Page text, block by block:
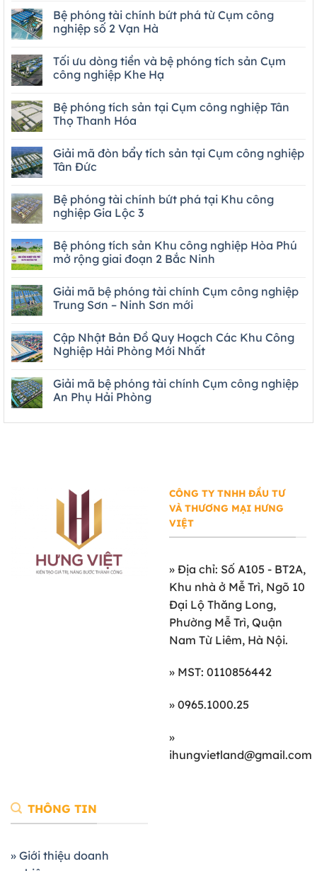
Bệ phóng tài chính bứt phá từ Cụm công
nghiệp số 2 Vạn Hà
Tối ưu dòng tiền và bệ phóng tích sản Cụm
công nghiệp Khe Hạ
Bệ phóng tích sản tại Cụm công nghiệp Tân
Thọ Thanh Hóa
Giải mã đòn bẩy tích sản tại Cụm công nghiệp
Tân Đức
Bệ phóng tài chính bứt phá tại Khu công
nghiệp Gia Lộc 3
Bệ phóng tích sản Khu công nghiệp Hòa Phú
mở rộng giai đoạn 2 Bắc Ninh
Giải mã bệ phóng tài chính Cụm công nghiệp
Trung Sơn – Ninh Sơn mới
Cập Nhật Bản Đồ Quy Hoạch Các Khu Công
Nghiệp Hải Phòng Mới Nhất
Giải mã bệ phóng tài chính Cụm công nghiệp
An Phụ Hải Phòng
CÔNG TY TNHH ĐẦU TƯ
VÀ THƯƠNG MẠI HƯNG
VIỆT
» Địa chỉ: Số A105 - BT2A,
Khu nhà ở Mễ Trì, Ngõ 10
Đại Lộ Thăng Long,
Phường Mễ Trì, Quận
Nam Từ Liêm, Hà Nội.
» MST: 0110856442
» 0965.1000.25
»
ihungvietland@gmail.com
THÔNG TIN
» Giới thiệu doanh